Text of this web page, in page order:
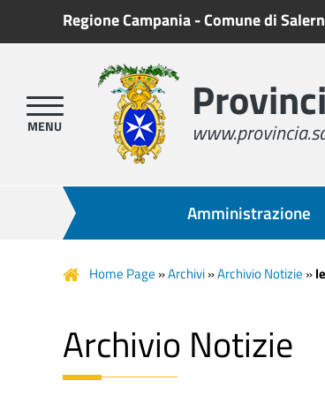
Regione Campania-Comune di
Amministrazione
Home Page »Archivi»Archivio Notizie »
Archivio Notizie